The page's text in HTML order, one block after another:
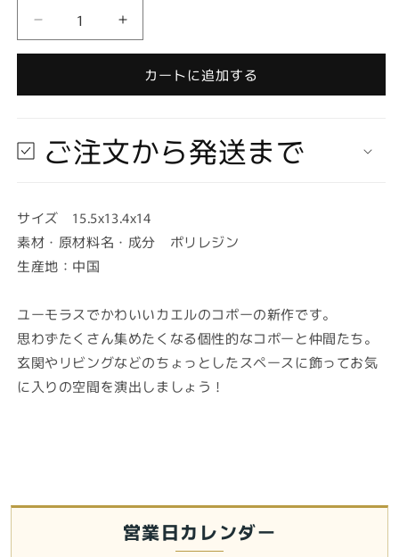
庫
り
納
コ
ポ
ー
ー
デ
ン
マ
イ
【在
庫
り
納
コ
ポ
ー
デ
ン
マ
イ
よ
う
カートに追加する
ご注文から発送まで
サイズ 15.5x13.4x14
素材・原材料名・成分 ポリレジン
生産地：中国
ユーモラスでかわいいカエルのコポーの新作です。
思わずたくさん集めたくなる個性的なコポーと仲間たち。
玄関やリビングなどのちょっとしたスペースに飾ってお気
に入りの空間を演出しましょう！
営業日カレンダー